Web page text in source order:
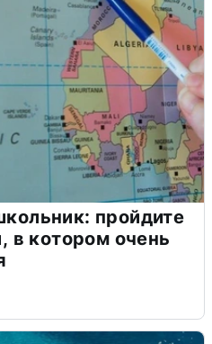
пройдите
в котором очень